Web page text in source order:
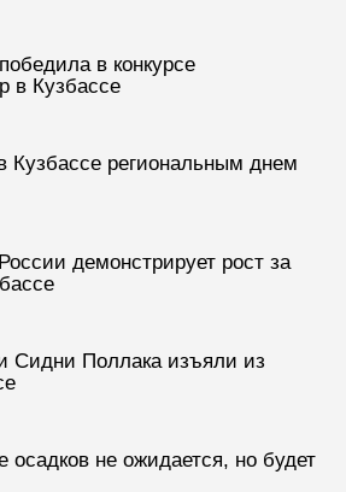
в конкурсе
в Кузбассе
Кузбассе региональным днем
демонстрирует рост за
Сидни Поллака изъяли из
осадков не ожидается, но будет